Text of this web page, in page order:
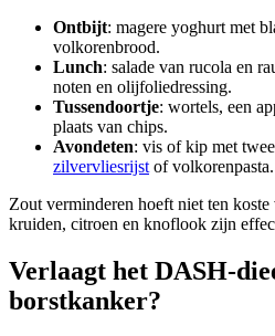
Ontbijt: magere yoghurt met
volkorenbrood.
Lunch: salade van rucola en
noten en olijfoliedressing.
Tussendoortje: wortels, een
plaats van chips.
Avondeten: vis of kip met
zilvervliesrijst of volkorenpasta.
Zout verminderen hoeft niet ten koste
kruiden, citroen en knoflook zijn
Verlaagt het DASH-
borstkanker?